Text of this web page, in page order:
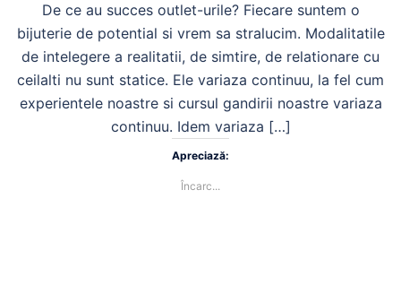
De ce au succes outlet-urile? Fiecare suntem o
bijuterie de potential si vrem sa stralucim. Modalitatile
de intelegere a realitatii, de simtire, de relationare cu
ceilalti nu sunt statice. Ele variaza continuu, la fel cum
experientele noastre si cursul gandirii noastre variaza
continuu. Idem variaza […]
Apreciază:
Încarc...